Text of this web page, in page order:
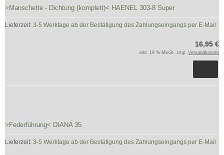
>Manschette - Dichtung (komplett)< HAENEL 303-8 Super
Lieferzeit: 3-5 Werktage ab der Bestätigung des Zahlungseingangs per E-Mail
16,95 €
inkl. 19 % MwSt. zzgl. Versandkosten
>Federführung< DIANA 35
Lieferzeit: 3-5 Werktage ab der Bestätigung des Zahlungseingangs per E-Mail